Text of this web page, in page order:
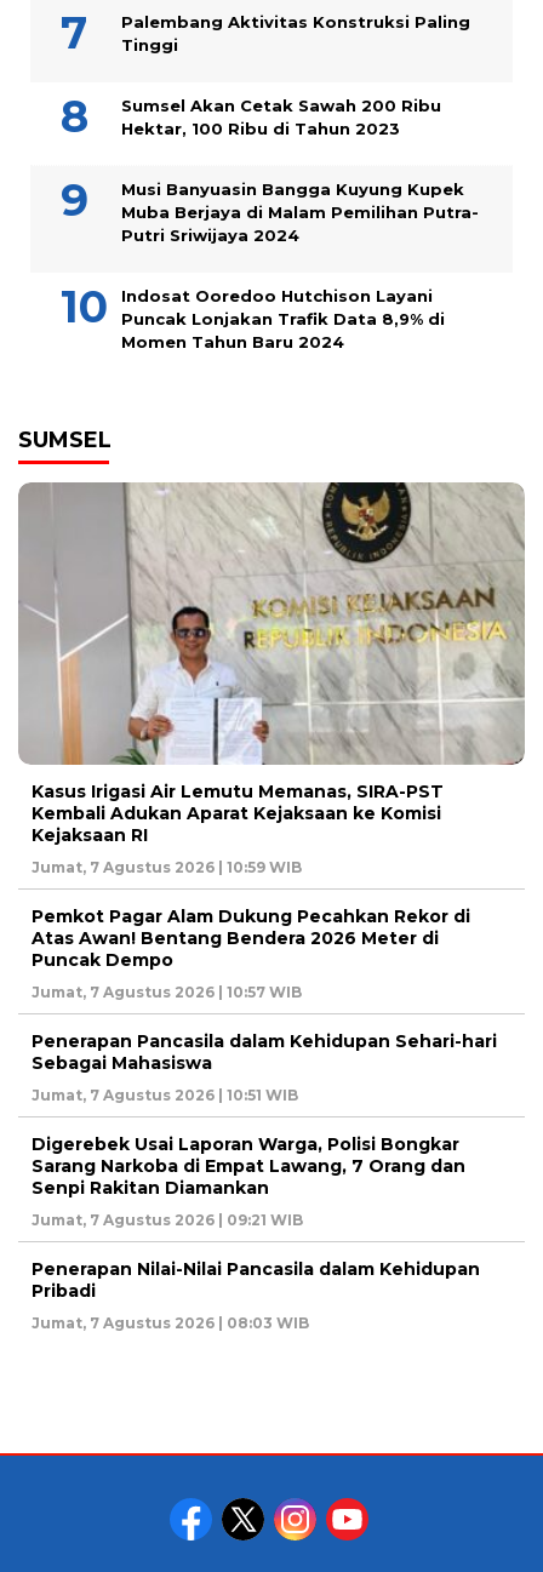
Palembang Aktivitas Konstruksi Paling
Tinggi
Sumsel Akan Cetak Sawah 200 Ribu
Hektar, 100 Ribu di Tahun 2023
Musi Banyuasin Bangga Kuyung Kupek
Muba Berjaya di Malam Pemilihan Putra-
Putri Sriwijaya 2024
Indosat Ooredoo Hutchison Layani
Puncak Lonjakan Trafik Data 8,9% di
Momen Tahun Baru 2024
SUMSEL
Kasus Irigasi Air Lemutu Memanas, SIRA-PST
Kembali Adukan Aparat Kejaksaan ke Komisi
Kejaksaan RI
Jumat, 7 Agustus 2026 | 10:59 WIB
Pemkot Pagar Alam Dukung Pecahkan Rekor di
Atas Awan! Bentang Bendera 2026 Meter di
Puncak Dempo
Jumat, 7 Agustus 2026 | 10:57 WIB
Penerapan Pancasila dalam Kehidupan Sehari-hari
Sebagai Mahasiswa
Jumat, 7 Agustus 2026 | 10:51 WIB
Digerebek Usai Laporan Warga, Polisi Bongkar
Sarang Narkoba di Empat Lawang, 7 Orang dan
Senpi Rakitan Diamankan
Jumat, 7 Agustus 2026 | 09:21 WIB
Penerapan Nilai-Nilai Pancasila dalam Kehidupan
Pribadi
Jumat, 7 Agustus 2026 | 08:03 WIB